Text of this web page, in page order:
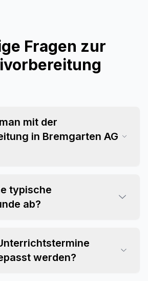
Fragen zur
mit der
in Bremgarten AG
typische
ab?
werden?